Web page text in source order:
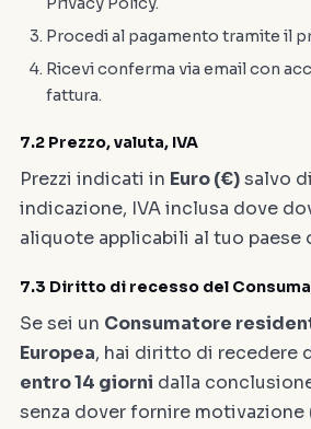
Procedi al pagamento tramite il
Ricevi conferma via email con
fattura.
7.2 Prezzo, valuta, IVA
Prezzi indicati in Euro (€)salvo
indicazione, IVA inclusa dove
aliquote applicabili al tuo paese
7.3 Diritto di recesso del
Se sei un Consumatore
Europea, hai diritto di recedere
entro 14 giorni dalla
senza dover fornire motivazione